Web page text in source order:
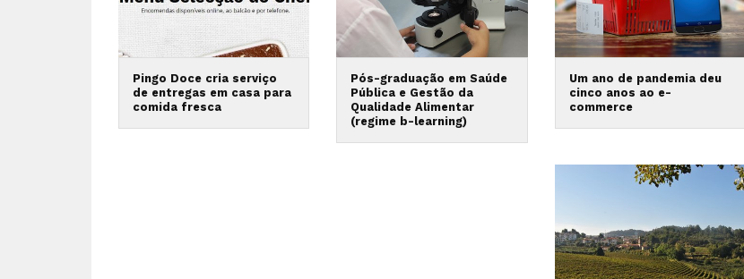
Pingo Doce cria serviço
de entregas em casa para
comida fresca
Pós-graduação em Saúde
Pública e Gestão da
Qualidade Alimentar
(regime b-learning)
Um ano de pandemia deu
cinco anos ao e-
commerce